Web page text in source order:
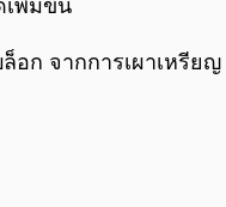
เพิ่มขึ้น
อก จากการเผาเหรี